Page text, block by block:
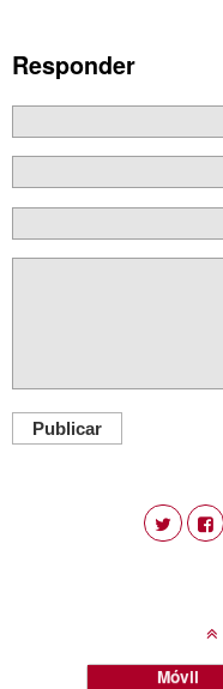
Responder
Publicar
Móvil